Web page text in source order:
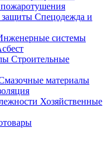
пожаротушения
Спецодежда и
системы
Строительные
материалы
Хозяйственные